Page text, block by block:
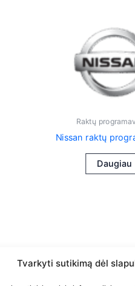
Tvarkyti sutikimą dėl
Raktų
Nissan raktų
Daugiau